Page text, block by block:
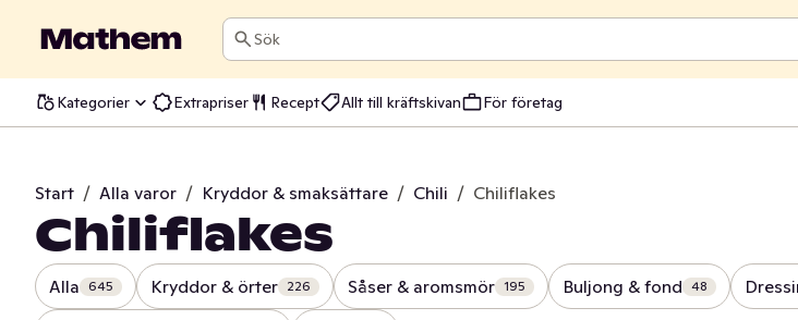
Sök
Kategorier Extrapriser Recept Allt till kräftskivan För företag
Start / Alla varor / Kryddor & smaksättare / Chili / Chiliflakes
Chiliflakes
Alla 645 Kryddor & örter 226 Såser & aromsmör 195 Buljong & fond 48